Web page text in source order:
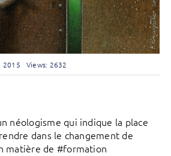
2015 Views: 2632
néologisme qui indique la place
dans le changement de
matière de #formation